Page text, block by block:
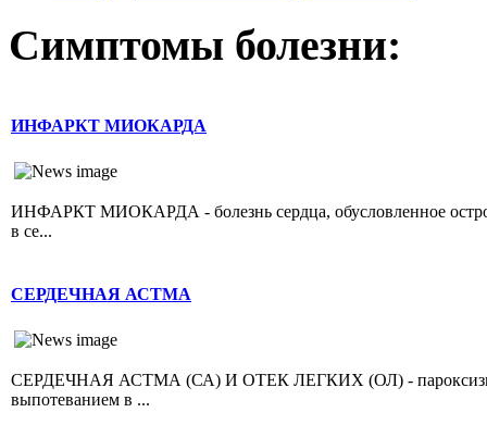
Симптомы болезни:
ИНФАРКТ МИОКАРДА
ИНФАРКТ МИОКАРДА - болезнь сердца, обусловленное острой
в се...
СЕРДЕЧНАЯ АСТМА
СЕРДЕЧНАЯ АСТМА (СА) И ОТЕК ЛЕГКИХ (ОЛ) -
выпотеванием в ...